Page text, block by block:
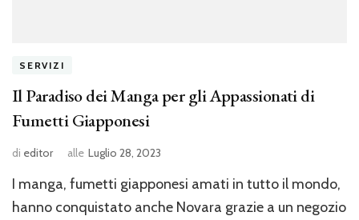
SERVIZI
Il Paradiso dei Manga per gli Appassionati di
Fumetti Giapponesi
di editor alle Luglio 28, 2023
I manga, fumetti giapponesi amati in tutto il mondo,
hanno conquistato anche Novara grazie a un negozio